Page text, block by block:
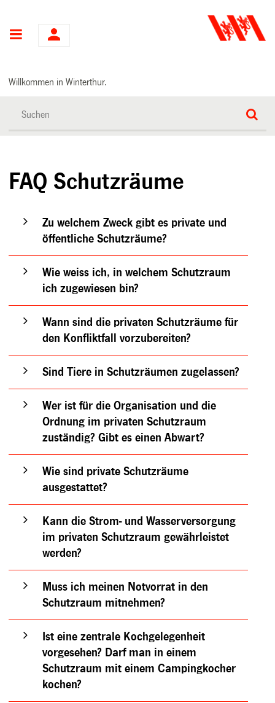
Hauptnavigation
Willkommen in Winterthur.
FAQ Schutzräume
Zu welchem Zweck gibt es private und
öffentliche Schutzräume?
Wie weiss ich, in welchem Schutzraum
ich zugewiesen bin?
Wann sind die privaten Schutzräume für
den Konfliktfall vorzubereiten?
Sind Tiere in Schutzräumen zugelassen?
Wer ist für die Organisation und die
Ordnung im privaten Schutzraum
zuständig? Gibt es einen Abwart?
Wie sind private Schutzräume
ausgestattet?
Kann die Strom- und Wasserversorgung
im privaten Schutzraum gewährleistet
werden?
Muss ich meinen Notvorrat in den
Schutzraum mitnehmen?
Ist eine zentrale Kochgelegenheit
vorgesehen? Darf man in einem
Schutzraum mit einem Campingkocher
kochen?